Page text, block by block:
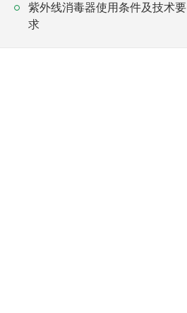
紫外线消毒器使用条件及技术要
求